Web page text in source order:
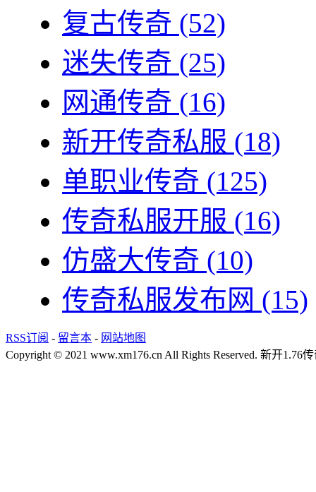
复古传奇 (52)
迷失传奇 (25)
网通传奇 (16)
新开传奇私服 (18)
单职业传奇 (125)
传奇私服开服 (16)
仿盛大传奇 (10)
传奇私服发布网 (15)
RSS订阅 - 留言本 - 网站地图
Copyright © 2021 www.xm176.cn All Rights Reserved. 新开1.76